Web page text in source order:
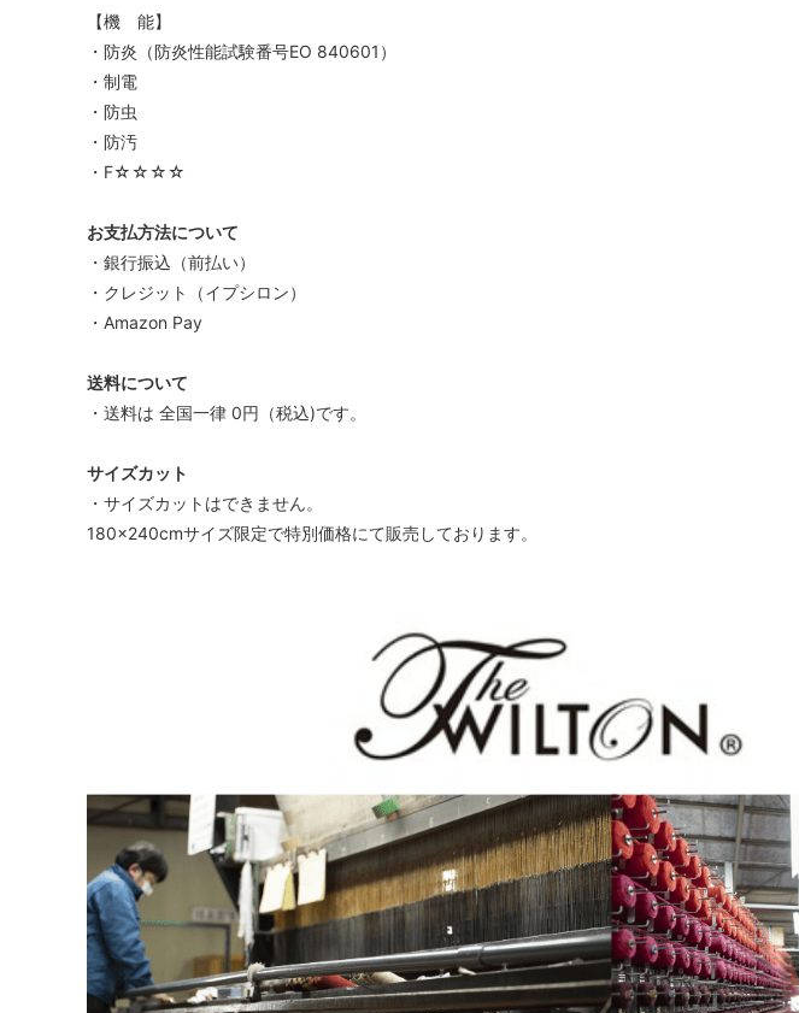
【機 能】
・防炎（防炎性能試験番号EO 840601）
・制電
・防虫
・防汚
・F☆☆☆☆
お支払方法について
・銀行振込（前払い）
・クレジット（イプシロン）
・Amazon Pay
送料について
・送料は 全国一律 0円（税込)です。
サイズカット
・サイズカットはできません。
180×240cmサイズ限定で特別価格にて販売しております。